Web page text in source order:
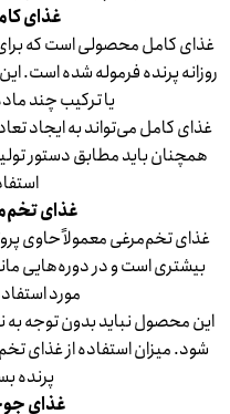
غذای
غذای کامل محصولی است که
روزانه پرنده فرموله شده است.
یا ترکیب چند
غذای کامل می‌تواند به ایجاد
همچنان باید مطابق دستور
غذای
غذای تخم‌مرغی معمولاً حاوی
بیشتری است و در دوره‌هایی
مورد
این محصول نباید بدون توجه
شود. میزان استفاده از غذای
پرنده
غذای